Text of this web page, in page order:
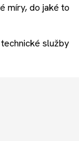
míry, do jaké to
služby